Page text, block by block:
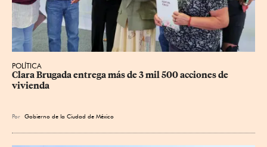
POLÍTICA
Clara Brugada entrega más de 3 mil 500 acciones de
vivienda
Por Gobierno de la Ciudad de México